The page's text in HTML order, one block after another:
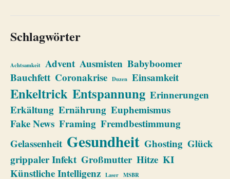
Schlagwörter
Achtsamkeit Advent Ausmisten Babyboomer
Bauchfett Coronakrise Duzen Einsamkeit
Enkeltrick Entspannung Erinnerungen
Erkältung Ernährung Euphemismus
Fake News Framing Fremdbestimmung
Gelassenheit Gesundheit Ghosting Glück
grippaler Infekt Großmutter Hitze KI
Künstliche Intelligenz Laser MSBR